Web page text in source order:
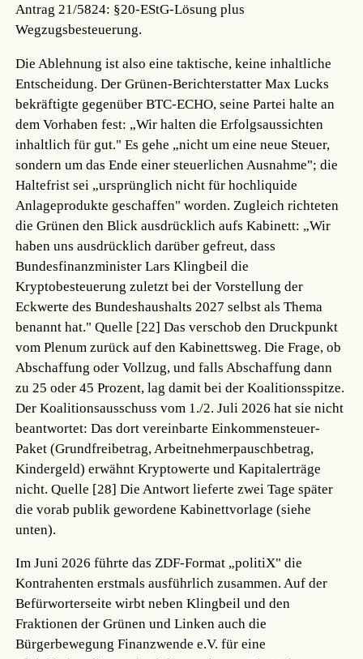
Antrag 21/5824: §20-EStG-Lösung plus
Wegzugsbesteuerung.
Die Ablehnung ist also eine taktische, keine inhaltliche
Entscheidung. Der Grünen-Berichterstatter Max Lucks
bekräftigte gegenüber BTC-ECHO, seine Partei halte an
dem Vorhaben fest: „Wir halten die Erfolgsaussichten
inhaltlich für gut." Es gehe „nicht um eine neue Steuer,
sondern um das Ende einer steuerlichen Ausnahme"; die
Haltefrist sei „ursprünglich nicht für hochliquide
Anlageprodukte geschaffen" worden. Zugleich richteten
die Grünen den Blick ausdrücklich aufs Kabinett: „Wir
haben uns ausdrücklich darüber gefreut, dass
Bundesfinanzminister Lars Klingbeil die
Kryptobesteuerung zuletzt bei der Vorstellung der
Eckwerte des Bundeshaushalts 2027 selbst als Thema
benannt hat."Quelle [22] Das verschob den Druckpunkt
vom Plenum zurück auf den Kabinettsweg. Die Frage, ob
Abschaffung oder Vollzug, und falls Abschaffung dann
zu 25 oder 45 Prozent, lag damit bei der Koalitionsspitze.
Der Koalitionsausschuss vom 1./2. Juli 2026 hat sie nicht
beantwortet: Das dort vereinbarte Einkommensteuer-
Paket (Grundfreibetrag, Arbeitnehmerpauschbetrag,
Kindergeld) erwähnt Kryptowerte und Kapitalerträge
nicht.Quelle [28] Die Antwort lieferte zwei Tage später
die vorab publik gewordene Kabinettvorlage (siehe
unten).
Im Juni 2026 führte das ZDF-Format „politiX" die
Kontrahenten erstmals ausführlich zusammen. Auf der
Befürworterseite wirbt neben Klingbeil und den
Fraktionen der Grünen und Linken auch die
Bürgerbewegung Finanzwende e.V. für eine